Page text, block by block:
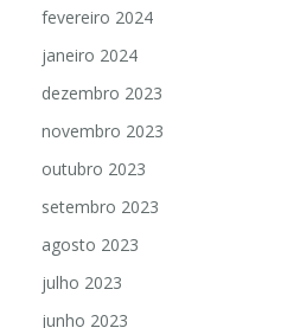
fevereiro 2024
janeiro 2024
dezembro 2023
novembro 2023
outubro 2023
setembro 2023
agosto 2023
julho 2023
junho 2023